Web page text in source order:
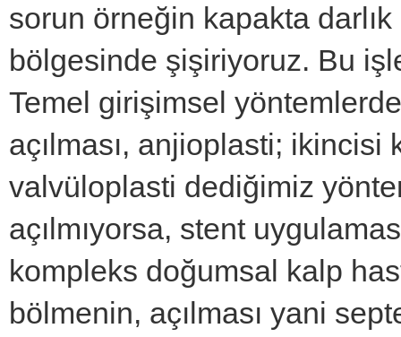
sorun örneğin kapakta
bölgesinde şişiriyoruz. Bu
Temel girişimsel
açılması, anjioplasti;
valvüloplasti dediğimiz
açılmıyorsa, stent
kompleks doğumsal kalp
bölmenin, açılması yani